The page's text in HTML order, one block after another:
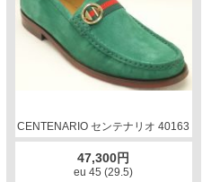
CENTENARIO センテナリオ 40163
47,300円
eu 45 (29.5)